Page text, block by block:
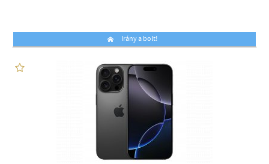
Irány a bolt!